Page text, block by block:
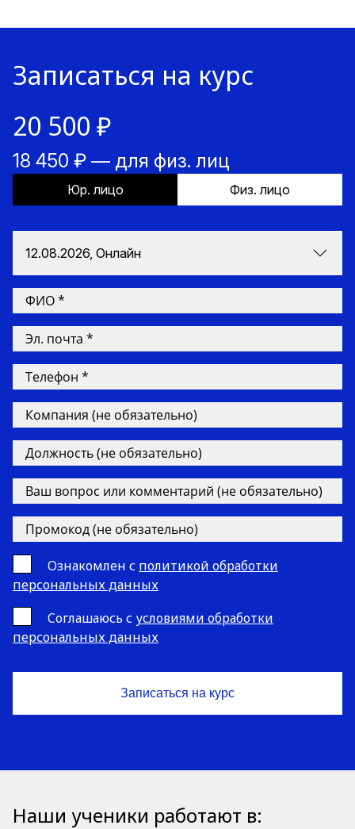
Записаться на курс
20 500 ₽
18 450 ₽ — для физ. лиц
Юр. лицо Физ. лицо
12.08.2026, Онлайн
Ознакомлен с политикой обработки
персональных данных
Cоглашаюсь с условиями обработки
персональных данных
Наши ученики работают в: